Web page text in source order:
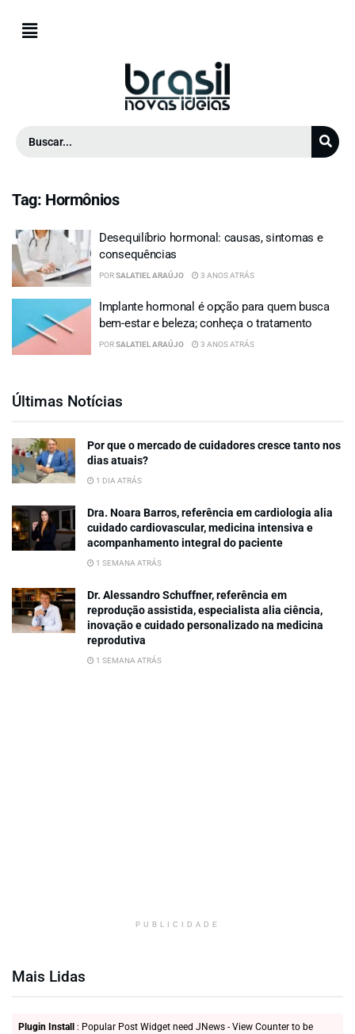
Tag: Hormônios
Desequilíbrio hormonal: causas, sintomas e
consequências
PORSALATIEL ARAÚJO 3 ANOS ATRÁS
Implante hormonal é opção para quem busca
bem-estar e beleza; conheça o tratamento
PORSALATIEL ARAÚJO 3 ANOS ATRÁS
Últimas Notícias
Por que o mercado de cuidadores cresce tanto nos
dias atuais?
1 DIA ATRÁS
Dra. Noara Barros, referência em cardiologia alia
cuidado cardiovascular, medicina intensiva e
acompanhamento integral do paciente
1 SEMANA ATRÁS
Dr. Alessandro Schuffner, referência em
reprodução assistida, especialista alia ciência,
inovação e cuidado personalizado na medicina
reprodutiva
1 SEMANA ATRÁS
PUBLICIDADE
Mais Lidas
Plugin Install
: Popular Post Widget need JNews - View Counter to be